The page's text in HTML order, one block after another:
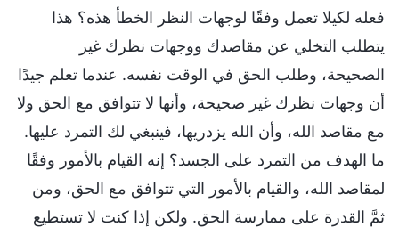
فعله لكيلا تعمل وفقًا لوجهات النظر الخطأ هذه؟ هذا
يتطلب التخلي عن مقاصدك ووجهات نظرك غير
الصحيحة، وطلب الحق في الوقت نفسه. عندما تعلم جيدًا
أن وجهات نظرك غير صحيحة، وأنها لا تتوافق مع الحق ولا
مع مقاصد الله، وأن الله يزدريها، فينبغي لك التمرد عليها.
ما الهدف من التمرد على الجسد؟ إنه القيام بالأمور وفقًا
لمقاصد الله، والقيام بالأمور التي تتوافق مع الحق، ومن
ثمَّ القدرة على ممارسة الحق. ولكن إذا كنت لا تستطيع